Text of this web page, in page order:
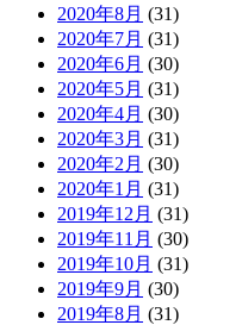
2020年8月 (31)
2020年7月 (31)
2020年6月 (30)
2020年5月 (31)
2020年4月 (30)
2020年3月 (31)
2020年2月 (30)
2020年1月 (31)
2019年12月 (31)
2019年11月 (30)
2019年10月 (31)
2019年9月 (30)
2019年8月 (31)